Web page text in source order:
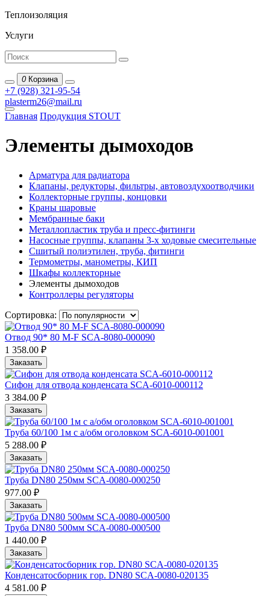
Теплоизоляция
Услуги
0 Корзина
+7 (928) 321-95-54
plasterm26@mail.ru
Главная Продукция STOUT
Элементы дымоходов
Арматура для радиатора
Клапаны, редукторы, фильтры, автовоздухоотводчики
Коллекторные группы, концовки
Краны шаровые
Мембранные баки
Металлопластик труба и пресс-фитинги
Насосные группы, клапаны 3-х ходовые смесительные
Сшитый полиэтилен, труба, фитинги
Термометры, манометры, КИП
Шкафы коллекторные
Элементы дымоходов
Контроллеры регуляторы
Сортировка:
Отвод 90* 80 M-F SCA-8080-000090
1 358.00 ₽
Заказать
Сифон для отвода конденсата SCA-6010-000112
3 384.00 ₽
Заказать
Труба 60/100 1м с а/обм оголовком SCA-6010-001001
5 288.00 ₽
Заказать
Труба DN80 250мм SCA-0080-000250
977.00 ₽
Заказать
Труба DN80 500мм SCA-0080-000500
1 440.00 ₽
Заказать
Конденсатосборник гор. DN80 SCA-0080-020135
4 581.00 ₽